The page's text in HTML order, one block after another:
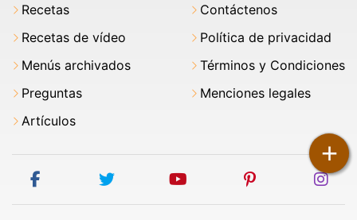
+
Recetas
Recetas de vídeo
Menús archivados
Preguntas
Artículos
Contáctenos
Política de privacidad
Términos y Condiciones
Menciones legales
facebook twitter youtube pinterest